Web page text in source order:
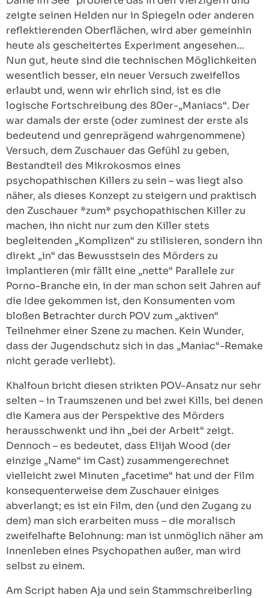
zeigte seinen Helden nur in Spiegeln oder anderen
reflektierenden Oberflächen, wird aber gemeinhin
heute als gescheitertes Experiment angesehen…
Nun gut, heute sind die technischen Möglichkeiten
wesentlich besser, ein neuer Versuch zweifellos
erlaubt und, wenn wir ehrlich sind, ist es die
logische Fortschreibung des 80er-„Maniacs“. Der
war damals der erste (oder zuminest der erste als
bedeutend und genreprägend wahrgenommene)
Versuch, dem Zuschauer das Gefühl zu geben,
Bestandteil des Mikrokosmos eines
psychopathischen Killers zu sein – was liegt also
näher, als dieses Konzept zu steigern und praktisch
den Zuschauer *zum* psychopathischen Killer zu
machen, ihn nicht nur zum den Killer stets
begleitenden „Komplizen“ zu stilisieren, sondern ihn
direkt „in“ das Bewusstsein des Mörders zu
implantieren (mir fällt eine „nette“ Parallele zur
Porno-Branche ein, in der man schon seit Jahren auf
die Idee gekommen ist, den Konsumenten vom
bloßen Betrachter durch POV zum „aktiven“
Teilnehmer einer Szene zu machen. Kein Wunder,
dass der Jugendschutz sich in das „Maniac“-Remake
nicht gerade verliebt).
Khalfoun bricht diesen strikten POV-Ansatz nur sehr
selten – in Traumszenen und bei zwei Kills, bei denen
die Kamera aus der Perspektive des Mörders
herausschwenkt und ihn „bei der Arbeit“ zeigt.
Dennoch – es bedeutet, dass Elijah Wood (der
einzige „Name“ im Cast) zusammengerechnet
vielleicht zwei Minuten „facetime“ hat und der Film
konsequenterweise dem Zuschauer einiges
abverlangt; es ist ein Film, den (und den Zugang zu
dem) man sich erarbeiten muss – die moralisch
zweifelhafte Belohnung: man ist unmöglich näher am
Innenleben eines Psychopathen außer, man wird
selbst zu einem.
Am Script haben Aja und sein Stammschreiberling